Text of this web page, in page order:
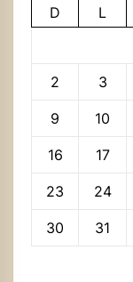
D L
2 3
9 10
16 17
23 24
30
31